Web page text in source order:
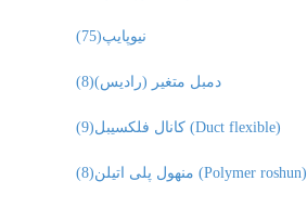
(75)نیوپایپ
(8)دمبل متغیر (رادیس)
(9) کانال فلکسیبل (Duct flexible)
(8) منهول پلی اتیلن (Polymer roshun)